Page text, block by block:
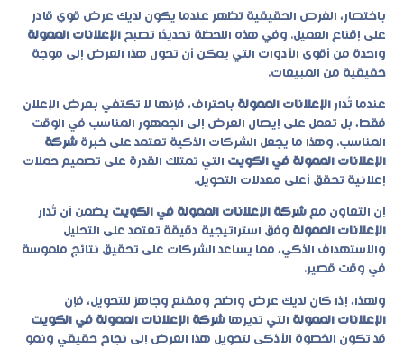
باختصار، الفرص الحقيقية تظهر عندما يكون لديك عرض قوي قادر
على إقناع العميل. وفي هذه اللحظة تحديدًا تصبح الإعلانات الممولة
واحدة من أقوى الأدوات التي يمكن أن تحول هذا العرض إلى موجة
حقيقية من المبيعات.
عندما تُدار الإعلانات الممولة باحتراف، فإنها لا تكتفي بعرض الإعلان
فقط، بل تعمل على إيصال العرض إلى الجمهور المناسب في الوقت
المناسب. وهذا ما يجعل الشركات الذكية تعتمد على خبرة شركة
الإعلانات الممولة في الكويت التي تمتلك القدرة على تصميم حملات
إعلانية تحقق أعلى معدلات التحويل.
إن التعاون مع شركة الإعلانات الممولة في الكويت يضمن أن تُدار
الإعلانات الممولة وفق استراتيجية دقيقة تعتمد على التحليل
والاستهداف الذكي، مما يساعد الشركات على تحقيق نتائج ملموسة
في وقت قصير.
ولهذا، إذا كان لديك عرض واضح ومقنع وجاهز للتحويل، فإن
الإعلانات الممولة التي تديرها شركة الإعلانات الممولة في الكويت
قد تكون الخطوة الأذكى لتحويل هذا العرض إلى نجاح حقيقي ونمو